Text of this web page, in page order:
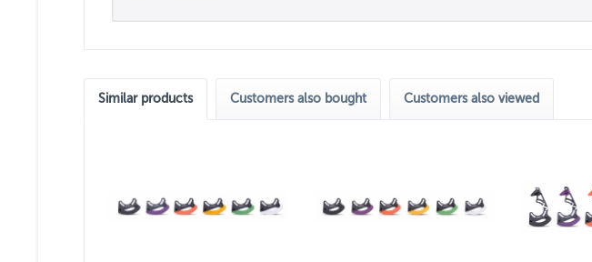
Similar products Customers also bought Customers also viewed